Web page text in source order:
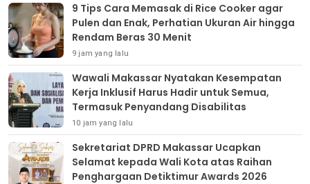
9 Tips Cara Memasak di Rice Cooker agar
Pulen dan Enak, Perhatian Ukuran Air hingga
Rendam Beras 30 Menit
9 jam yang lalu
Wawali Makassar Nyatakan Kesempatan
Kerja Inklusif Harus Hadir untuk Semua,
Termasuk Penyandang Disabilitas
10 jam yang lalu
Sekretariat DPRD Makassar Ucapkan
Selamat kepada Wali Kota atas Raihan
Penghargaan Detiktimur Awards 2026